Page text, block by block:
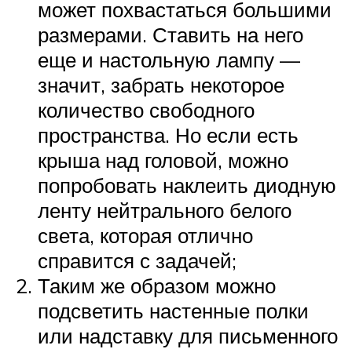
может похвастаться большими
размерами. Ставить на него
еще и настольную лампу —
значит, забрать некоторое
количество свободного
пространства. Но если есть
крыша над головой, можно
попробовать наклеить диодную
ленту нейтрального белого
света, которая отлично
справится с задачей;
Таким же образом можно
подсветить настенные полки
или надставку для письменного